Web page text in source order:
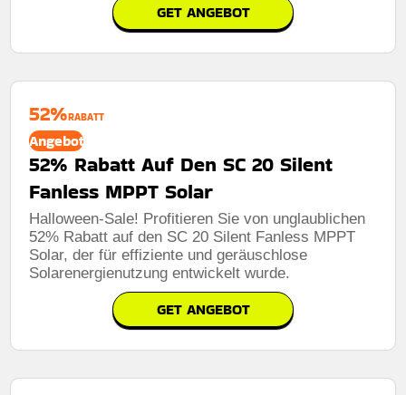
GET ANGEBOT
52%RABATT
Angebot
52% Rabatt Auf Den SC 20 Silent
Fanless MPPT Solar
Halloween-Sale! Profitieren Sie von unglaublichen
52% Rabatt auf den SC 20 Silent Fanless MPPT
Solar, der für effiziente und geräuschlose
Solarenergienutzung entwickelt wurde.
GET ANGEBOT